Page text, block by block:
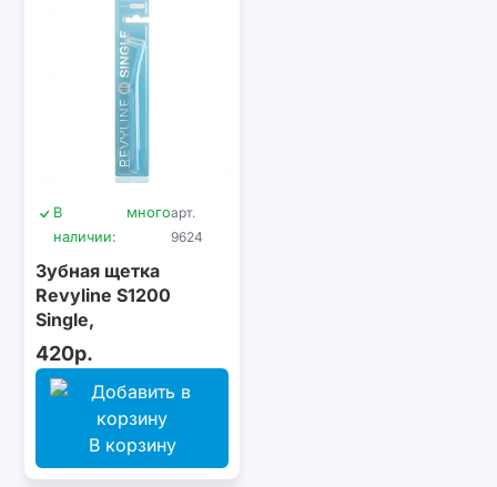
В
наличии:
многоарт.
9624
Зубная щетка
Revyline S1200
Single,
монопучковая,
голубая
420р.
В корзину